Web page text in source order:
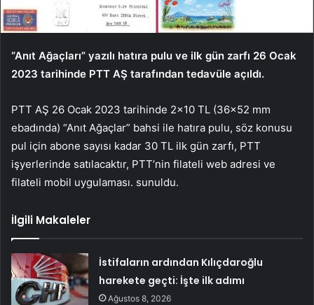
“Anıt Ağaçları” yazılı hatıra pulu ve ilk gün zarfı 26 Ocak
2023 tarihinde PTT AŞ tarafından tedavüle açıldı.
PTT AŞ 26 Ocak 2023 tarihinde 2×10 TL (36×52 mm
ebadında) “Anıt Ağaçlar” bahsi ile hatıra pulu, söz konusu
pul için abone sayısı kadar 30 TL ilk gün zarfı, PTT
işyerlerinde satılacaktır, PTT’nin filateli web adresi ve
filateli mobil uygulaması. sunuldu.
İlgili Makaleler
İstifaların ardından Kılıçdaroğlu
harekete geçti: İşte ilk adımı
Ağustos 8, 2026